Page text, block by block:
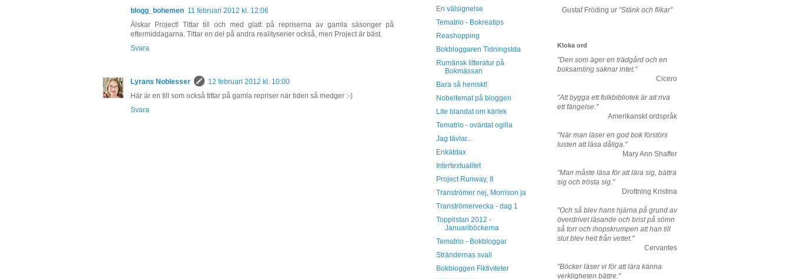
blogg_bohemen 11 februari 2012 kl. 12:06
Älskar Project! Tittar till och med glatt på repriserna av gamla säsonger på
eftermiddagarna. Tittar en del på andra realityserier också, men Project är bäst.
Svara
Lyrans Noblesser
12 februari 2012 kl. 10:00
Här är en till som också tittar på gamla repriser när tiden så medger :-)
Svara
En välsignelse
Tematrio - Bokreatips
Reashopping
Bokbloggaren TidningsIda
Rumänsk litteratur på
Bokmässan
Bara så hemskt!
Nobeltemat på bloggen
Lite blandat om kärlek
Tematrio - oväntat ogilla
Jag tävlar...
Enkätdax
Intertextualitet
Project Runway, 8
Tranströmer nej, Morrison ja
Tranströmervecka - dag 1
Topplistan 2012 -
Januariböckerna
Tematrio - Bokbloggar
Strändernas svall
Bokbloggen Fiktiviteter
Gustaf Fröding ur "Stänk och flikar"
Kloka ord
"Den som äger en trädgård och en
boksamling saknar intet."
Cicero
"Att bygga ett folkbibliotek är att riva
ett fängelse."
Amerikanskt ordspråk
"När man läser en god bok förstörs
lusten att läsa dåliga."
Mary Ann Shaffer
"Man måste läsa för att lära sig, bättra
sig och trösta sig."
Drottning Kristina
"Och så blev hans hjärna på grund av
överdrivet läsande och brist på sömn
så torr och ihopskrumpen att han till
slut blev helt från vettet."
Cervantes
"Böcker läser vi för att lära känna
verkligheten bättre."